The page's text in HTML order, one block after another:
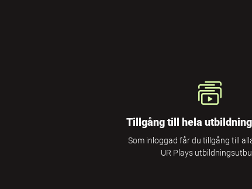
Tillgång till hela
Som inloggad får du tillgång till
UR Plays